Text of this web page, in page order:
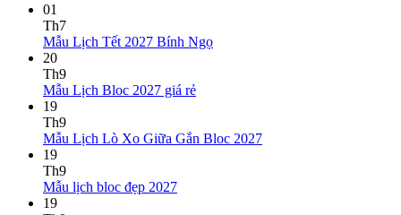
01
Th7
Mẫu Lịch Tết 2027 Bính NgọKhông
Lịch
20
Th9
Mẫu Lịch Bloc 2027 giá rẻKhông
luận
19
Th9
Mẫu Lịch Lò Xo Giữa Gắn Bloc 2027Không
19
Th9
Mẫu lịch bloc đẹp 2027Không
19